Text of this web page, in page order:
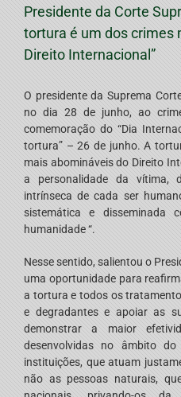
Presidente da Corte
tortura é um dos crimes
Direito Internacional”
O presidente da Suprema
no dia 28 de junho, ao
comemoração do “Dia
tortura” – 26 de junho. A
mais abomináveis do Direito
a personalidade da vítima,
intrínseca de cada ser
sistemática e disseminada
humanidade “.
Nesse sentido, salientou o
uma oportunidade para
a tortura e todos os
e degradantes e apoiar as
demonstrar a maior
desenvolvidas no âmbito
instituições, que atuam
não as pessoas naturais,